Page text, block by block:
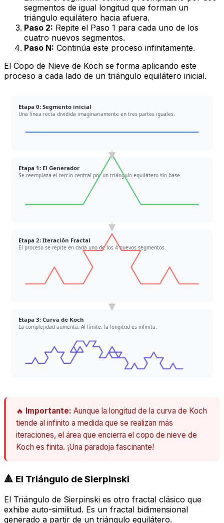
segmentos de igual longitud que forman un
triángulo equilátero hacia afuera.
Paso 2: Repite el Paso 1 para cada uno de los
cuatro nuevos segmentos.
Paso N: Continúa este proceso infinitamente.
El Copo de Nieve de Koch se forma aplicando este
proceso a cada lado de un triángulo equilátero inicial.
Etapa 0: Segmento inicial
Una línea recta dividida imaginariamente en tres partes iguales.
Etapa 1: El Generador
Se reemplaza el tercio central por un triángulo equilátero sin base.
Etapa 2: Iteración Fractal
El proceso se repite en cada uno de los 4 nuevos segmentos.
Etapa 3: Curva de Koch
La complejidad aumenta. Al límite, la longitud es infinita.
🔥 Importante: Aunque la longitud de la curva de Koch
tiende al infinito a medida que se realizan más
iteraciones, el área que encierra el copo de nieve de
Koch es finita. ¡Una paradoja fascinante!
🔺 El Triángulo de Sierpinski
El Triángulo de Sierpinski es otro fractal clásico que
exhibe auto-similitud. Es un fractal bidimensional
generado a partir de un triángulo equilátero.